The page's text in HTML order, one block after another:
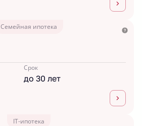
Семейная ипотека
Срок
до 30 лет
IT-ипотека